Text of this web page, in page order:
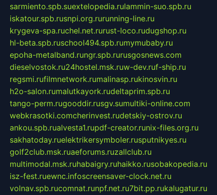
sarmiento.spb.suextelopedia.rulammin-suo.spb.ru
iskatour.spb.rusnpi.org.rurunning-line.ru
krygeva-spa.ruchel.net.rurust-loco.rudugshop.ru
hl-beta.spb.ruschool494.spb.rumymubaby.ru
epoha-metalband.rungr.spb.rurusgosnews.com
dieselvostok.ru24hostel.msk.ruw-dev.ruf-ship.ru
regsmi.rufilmnetwork.rumalinasp.rukinosvin.ru
h2o-salon.rumalutkayork.rudeltaprim.spb.ru
tango-perm.rugooddir.rusgv.sumultiki-online.com
webkrasotki.comcherinvest.rudetskiy-ostrov.ru
ankou.spb.rualvesta1.rupdf-creator.runix-files.org.ru
sakhatoday.ruelektrikersymboler.rusputnikyes.ru
golf2club.msk.ruaeforums.ruzallclub.ru
multimodal.msk.ruhabaigry.ruhaikko.rusobakopedia.ru
isz-fest.ruewnc.infoscreensaver-clock.net.ru
volnav.spb.rucomnat.runpf.net.ru7bit.pp.rukalugatur.ru